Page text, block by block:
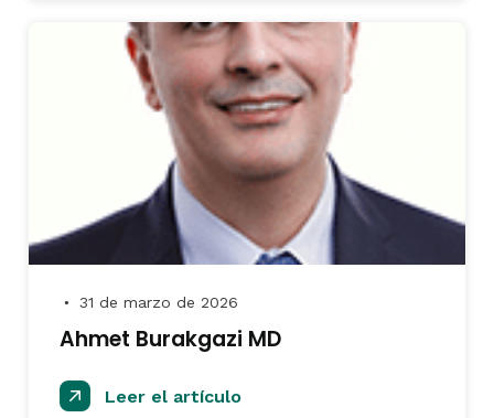
● 31 de marzo de 2026
Ahmet Burakgazi MD
Leer el artículo